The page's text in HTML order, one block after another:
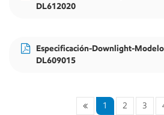
DL612020
Especificación-Downlight-
DL609015
1 2 3